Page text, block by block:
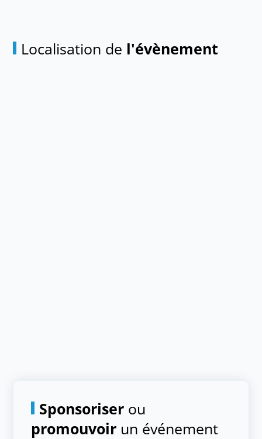
Localisation de l'évènement
Sponsoriser ou
promouvoir un événement